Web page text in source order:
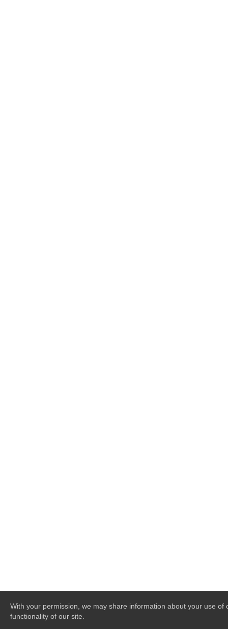
With your permission, we may share information about your use of
functionality of our site.